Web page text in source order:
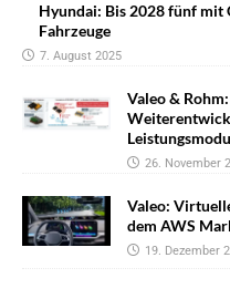
Hyundai: Bis 2028 fünf mit
Fahrzeuge
7. August 2025
Valeo &
26. November
Valeo:
dem AWS
19. Dezember